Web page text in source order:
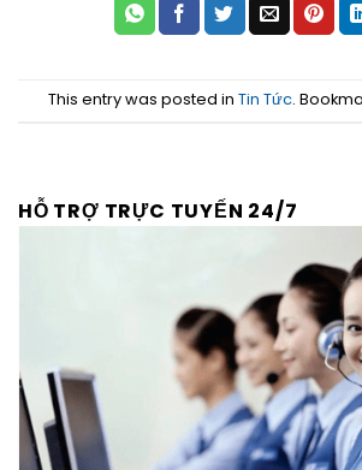
This entry was posted in Tin Tức.
HỖ TRỢ TRỰC TUYẾN 24/7